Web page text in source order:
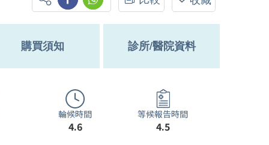
購買須知 診所/醫院資料
輪候時間
4.6
等候報告時間
4.5